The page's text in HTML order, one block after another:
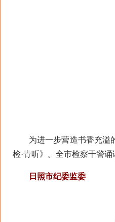
为进一步营造书香充溢的
检·青听》。全市检察干警
日照市纪委监委